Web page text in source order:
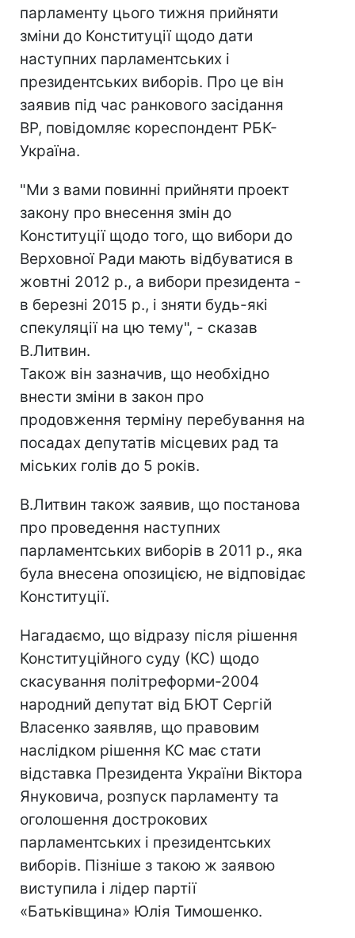
парламенту цього тижня прийняти
зміни до Конституції щодо дати
наступних парламентських і
президентських виборів. Про це він
заявив під час ранкового засідання
ВР, повідомляє кореспондент РБК-
Україна.
"Ми з вами повинні прийняти проект
закону про внесення змін до
Конституції щодо того, що вибори до
Верховної Ради мають відбуватися в
жовтні 2012 р., а вибори президента -
в березні 2015 р., і зняти будь-які
спекуляції на цю тему", - сказав
В.Литвин.
Також він зазначив, що необхідно
внести зміни в закон про
продовження терміну перебування на
посадах депутатів місцевих рад та
міських голів до 5 років.
В.Литвин також заявив, що постанова
про проведення наступних
парламентських виборів в 2011 р., яка
була внесена опозицією, не відповідає
Конституції.
Нагадаємо, що відразу після рішення
Конституційного суду (КС) щодо
скасування політреформи-2004
народний депутат від БЮТ Сергій
Власенко заявляв, що правовим
наслідком рішення КС має стати
відставка Президента України Віктора
Януковича, розпуск парламенту та
оголошення дострокових
парламентських і президентських
виборів. Пізніше з такою ж заявою
виступила і лідер партії
«Батьківщина» Юлія Тимошенко.